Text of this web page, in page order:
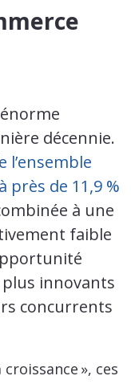
décennie.
l’ensemble
près de 11,9 %
à une
faible
innovants
concurrents
», ces